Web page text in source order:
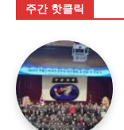
주간 핫클릭